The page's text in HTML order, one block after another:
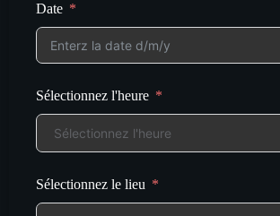
Date
Sélectionnez l'heure
Sélectionnez le lieu